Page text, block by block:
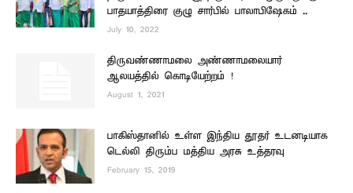
பாதயாத்திரை குழு சார்பில் பாலாபிஷேகம் ..
July 10, 2022
திருவண்ணாமலை அண்ணாமலையார்
ஆலயத்தில் கொடியேற்றம் !
August 1, 2021
பாகிஸ்தானில் உள்ள இந்திய தூதர் உடனடியாக
டெல்லி திரும்ப மத்திய அரசு உத்தரவு
February 15, 2019